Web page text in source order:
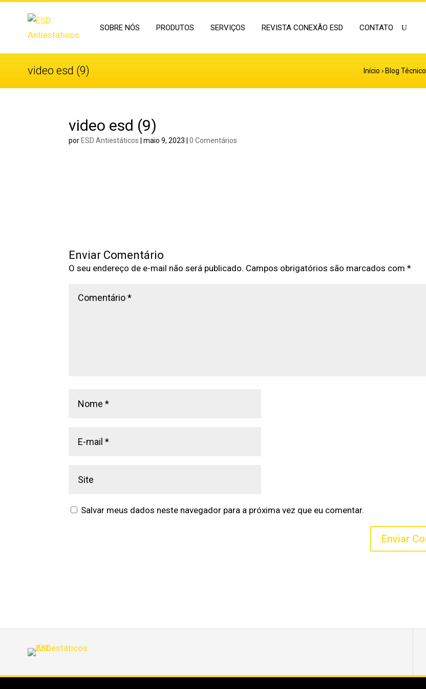
SOBRE NÓS PRODUTOS SERVIÇOS REVISTA CONEXÃO ESD CONTATO
video esd (9) Início › Blog Técnico
video esd (9)
por ESD Antiestáticos |maio 9, 2023 |0 Comentários
Enviar Comentário
O seu endereço de e-mail não será publicado. Campos obrigatórios são marcados com*
Salvar meus dados neste navegador para a próxima vez que eu comentar.